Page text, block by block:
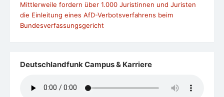
Mittlerweile fordern über 1.000 Juristinnen und Juristen
die Einleitung eines AfD-Verbotsverfahrens beim
Bundesverfassungsgericht
Deutschlandfunk Campus & Karriere